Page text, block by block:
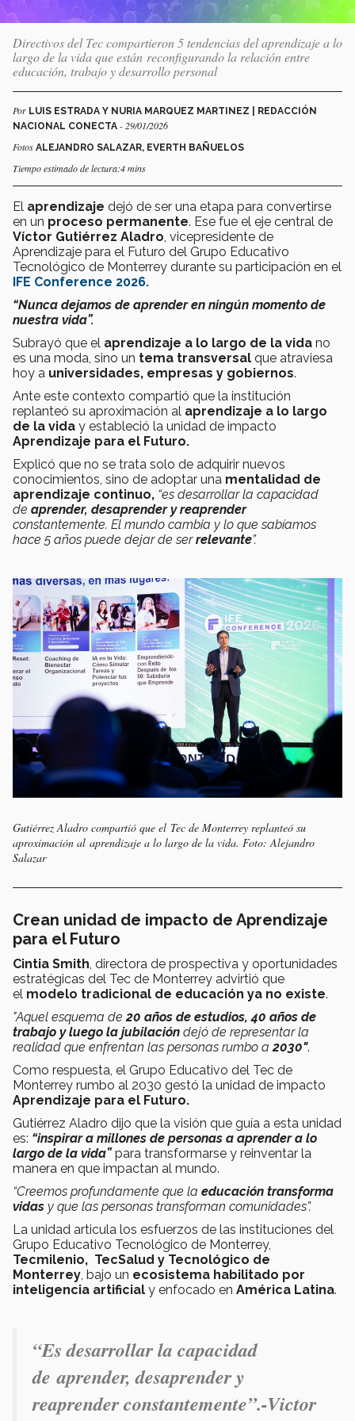
Directivos del Tec compartieron 5 tendencias del aprendizaje a lo
largo de la vida que están reconfigurando la relación entre
educación, trabajo y desarrollo personal
Por LUIS ESTRADA Y NURIA MARQUEZ MARTINEZ | REDACCIÓN
NACIONAL CONECTA - 29/01/2026
Fotos ALEJANDRO SALAZAR, EVERTH BAÑUELOS
Tiempo estimado de lectura:4 mins
El aprendizaje dejó de ser una etapa para convertirse
en un proceso permanente. Ese fue el eje central de
Víctor Gutiérrez Aladro , vicepresidente de
Aprendizaje para el Futuro del Grupo Educativo
Tecnológico de Monterrey durante su participación en el
IFE Conference 2026.
“Nunca dejamos de aprender en ningún momento de
nuestra vida”.
Subrayó que el aprendizaje a lo largo de la vida no
es una moda, sino un tema transversal que atraviesa
hoy a universidades, empresas y gobiernos.
Ante este contexto compartió que la institución
replanteó su aproximación al aprendizaje a lo largo
de la vida y estableció la unidad de impacto
Aprendizaje para el Futuro.
Explicó que no se trata solo de adquirir nuevos
conocimientos, sino de adoptar una mentalidad de
aprendizaje continuo, “es desarrollar la capacidad
de aprender, desaprender y reaprender
constantemente. El mundo cambia y lo que sabíamos
hace 5 años puede dejar de serrelevante”.
Gutiérrez Aladro compartió que el Tec de Monterrey replanteó su
aproximación al aprendizaje a lo largo de la vida. Foto: Alejandro
Salazar
Crean unidad de impacto de Aprendizaje
para el Futuro
Cintia Smith, directora de prospectiva y oportunidades
estratégicas del Tec de Monterrey advirtió que
el modelo tradicional de educación ya no existe.
"Aquel esquema de20 años de estudios, 40 años de
trabajo y luego la jubilación dejó de representar la
realidad que enfrentan las personas rumbo a2030".
Como respuesta, el Grupo Educativo del Tec de
Monterrey rumbo al 2030 gestó la unidad de impacto
Aprendizaje para el Futuro.
Gutiérrez Aladro dijo que la visión que guía a esta unidad
es: “inspirar a millones de personas a aprender a lo
largo de la vida” para transformarse y reinventar la
manera en que impactan al mundo.
“Creemos profundamente que la educación transforma
vidas y que las personas transforman comunidades”.
La unidad articula los esfuerzos de las instituciones del
Grupo Educativo Tecnológico de Monterrey,
Tecmilenio, TecSalud y Tecnológico de
Monterrey, bajo un ecosistema habilitado por
inteligencia artificial y enfocado en América Latina.
“Es desarrollar la capacidad
de aprender, desaprender y
reaprender constantemente”.-Victor